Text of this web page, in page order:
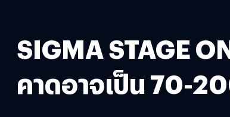
SIGMA STAGE
คาดอาจเป็น 70-